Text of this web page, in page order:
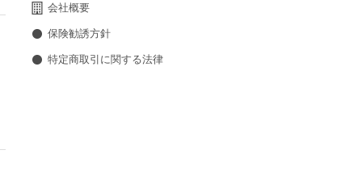
会社概要
保険勧誘方針
特定商取引に関する法律